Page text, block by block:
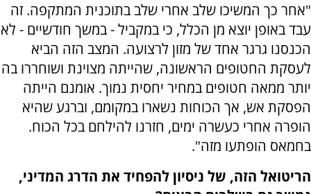
"אחר כך המשיכו שלב אחרי שלב בתוכנית המתקפה. זה
עבד באופן יוצא מן הכלל, כי במקביל - במשך חודשיים - לא
הכנסנו גרגר אחד של מזון לרצועה. המצב הזה הביא
לעסקת החטופים הראשונה, שהייתה מצוינת ושוחררו בה
יותר ממאה חטופים במחיר יחסית נמוך. אומנם הייתה
הפסקת אש, אך הכוחות נשארו במקומם, וברגע שהיא
הופרה אחרי כעשרה ימים, חזרנו להילחם בכל הכוח.
בחמאס הופתעו מזה".
הריטואל הזה, של ניסיון להפחיד את הדרג המדיני,